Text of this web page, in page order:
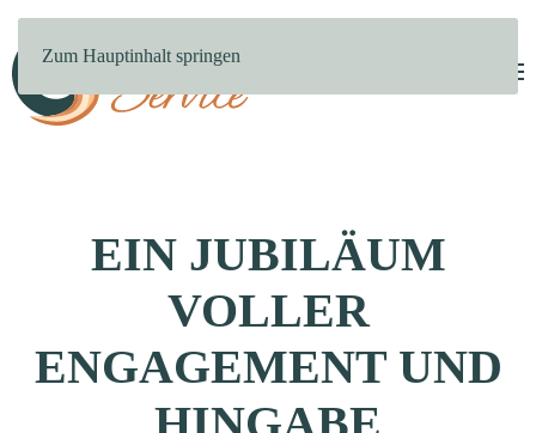
Zum Hauptinhalt springen
EIN JUBILÄUM
VOLLER
ENGAGEMENT UND